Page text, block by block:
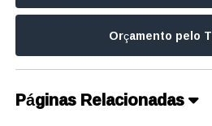
Orçamento pelo
Páginas Relacionadas